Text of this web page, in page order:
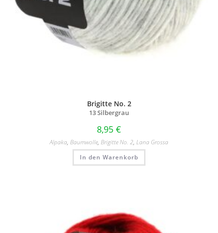
Brigitte No. 2
13 Silbergrau
8,95 €
Alpaka, Baumwolle, Brigitte No. 2, Lana Grossa
In den Warenkorb